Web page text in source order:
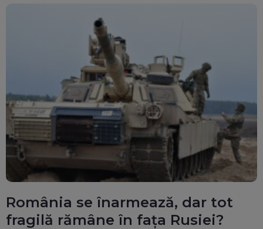
România se înarmează, dar tot
fragilă rămâne în fața Rusiei?